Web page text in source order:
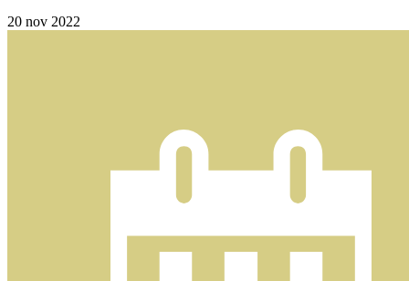
20 nov 2022